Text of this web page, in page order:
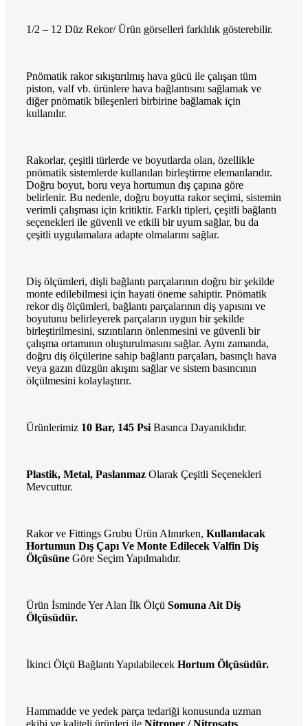
1/2 – 12 Düz Rekor/ Ürün görselleri farklılık gösterebilir.
Pnömatik rakor sıkıştırılmış hava gücü ile çalışan tüm
piston, valf vb. ürünlere hava bağlantısını sağlamak ve
diğer pnömatik bileşenleri birbirine bağlamak için
kullanılır.
Rakorlar, çeşitli türlerde ve boyutlarda olan, özellikle
pnömatik sistemlerde kullanılan birleştirme elemanlarıdır.
Doğru boyut, boru veya hortumun dış çapına göre
belirlenir. Bu nedenle, doğru boyutta rakor seçimi, sistemin
verimli çalışması için kritiktir. Farklı tipleri, çeşitli bağlantı
seçenekleri ile güvenli ve etkili bir uyum sağlar, bu da
çeşitli uygulamalara adapte olmalarını sağlar.
Diş ölçümleri, dişli bağlantı parçalarının doğru bir şekilde
monte edilebilmesi için hayati öneme sahiptir. Pnömatik
rekor diş ölçümleri, bağlantı parçalarının diş yapısını ve
boyutunu belirleyerek parçaların uygun bir şekilde
birleştirilmesini, sızıntıların önlenmesini ve güvenli bir
çalışma ortamının oluşturulmasını sağlar. Aynı zamanda,
doğru diş ölçülerine sahip bağlantı parçaları, basınçlı hava
veya gazın düzgün akışını sağlar ve sistem basıncının
ölçülmesini kolaylaştırır.
Ürünlerimiz 10 Bar, 145 Psi Basınca Dayanıklıdır.
Plastik, Metal, Paslanmaz Olarak Çeşitli Seçenekleri
Mevcuttur.
Rakor ve Fittings Grubu Ürün Alınırken, Kullanılacak
Hortumun Dış Çapı Ve Monte Edilecek Valfin Diş
Ölçüsüne Göre Seçim Yapılmalıdır.
Ürün İsminde Yer Alan İlk Ölçü Somuna Ait Diş
Ölçüsüdür.
İkinci Ölçü Bağlantı Yapılabilecek Hortum Ölçüsüdür.
Hammadde ve yedek parça tedariği konusunda uzman
ekibi ve kaliteli ürünleri ile Nitroper / Nitrosatış,